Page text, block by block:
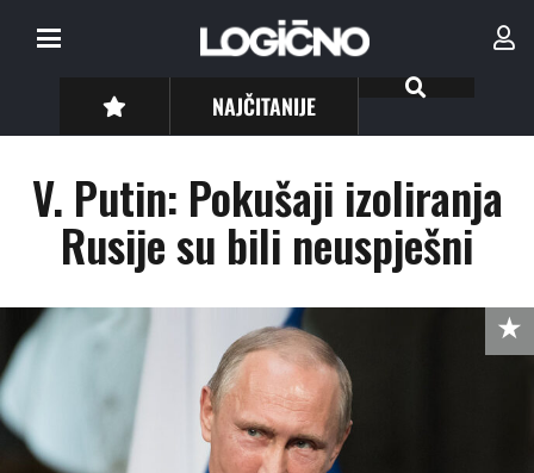
NAJČITANIJE
V. Putin: Pokušaji izoliranja
Rusije su bili neuspješni